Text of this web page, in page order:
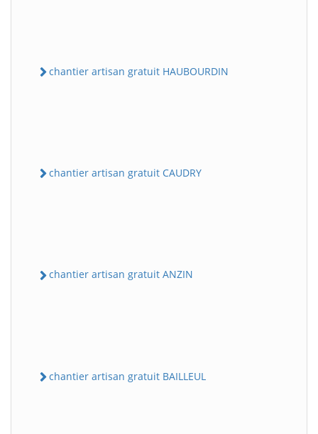
chantier artisan gratuit HAUBOURDIN
chantier artisan gratuit CAUDRY
chantier artisan gratuit ANZIN
chantier artisan gratuit BAILLEUL